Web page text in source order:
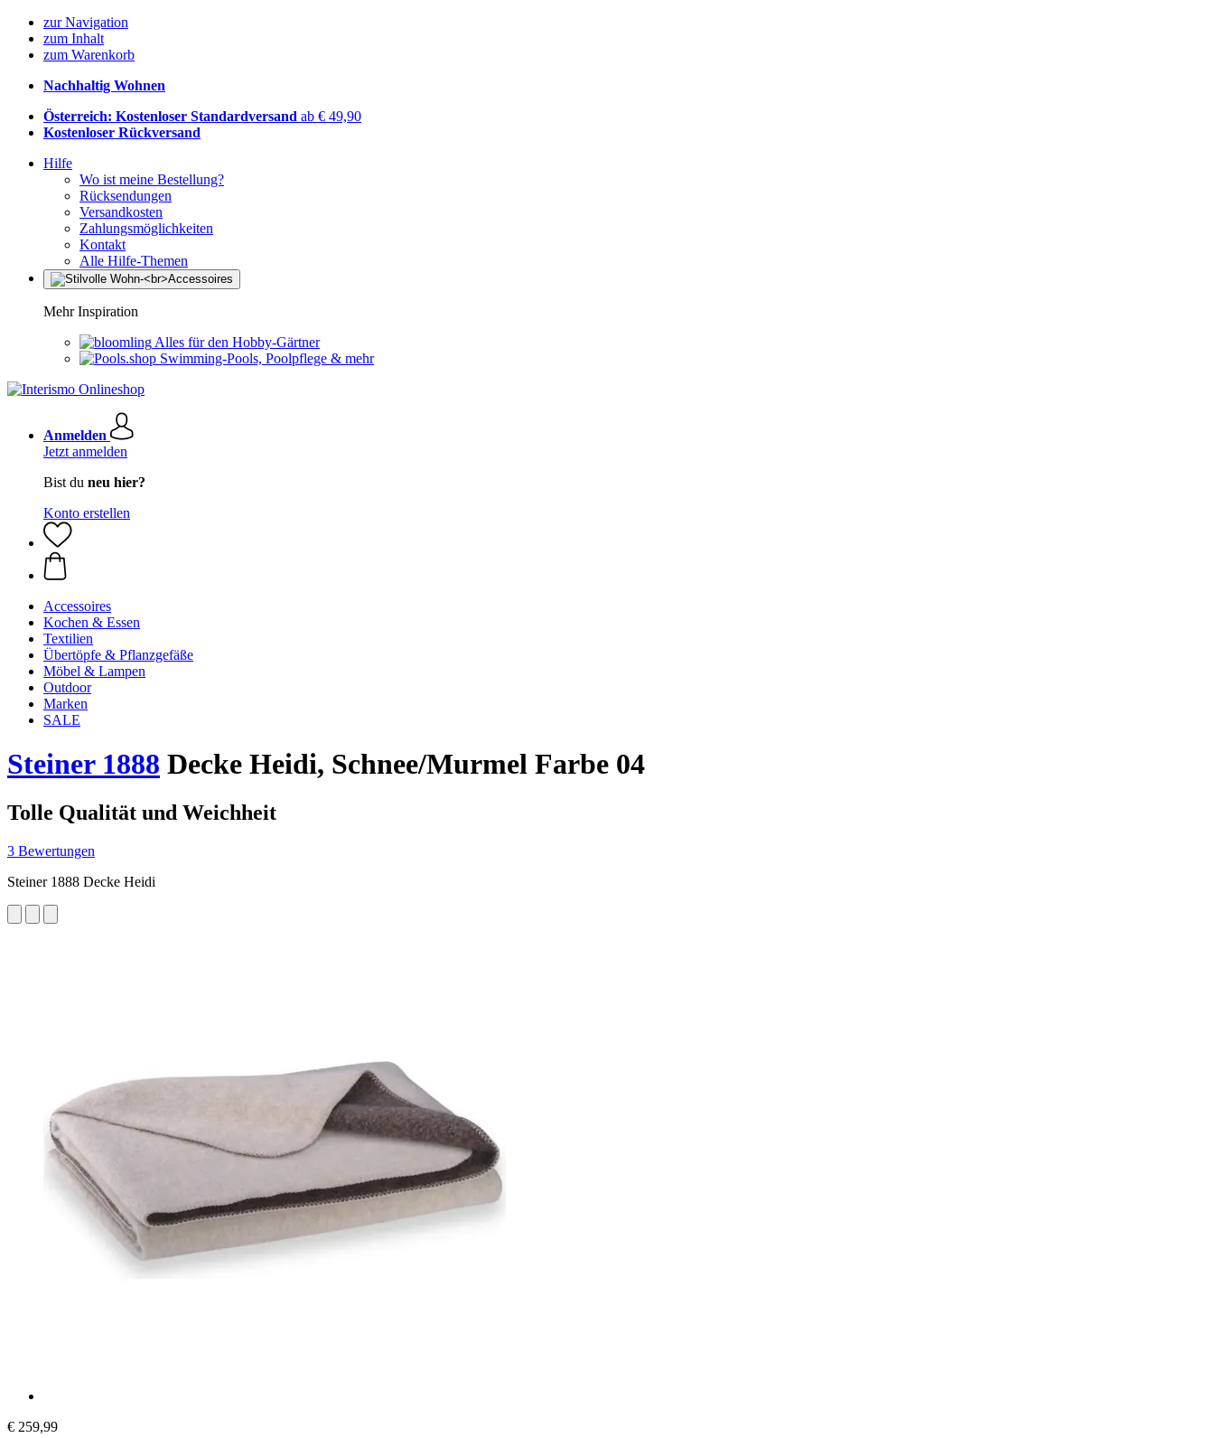
zur Navigation
zum Inhalt
zum Warenkorb
Nachhaltig Wohnen
Österreich: Kostenloser Standardversand ab € 49,90
Kostenloser Rückversand
Hilfe
Wo ist meine Bestellung?
Rücksendungen
Versandkosten
Zahlungsmöglichkeiten
Kontakt
Alle Hilfe-Themen
Mehr Inspiration
Alles für den Hobby-Gärtner
Swimming-Pools, Poolpflege & mehr
Anmelden
Jetzt anmelden
Bist du neu hier?
Konto erstellen
Accessoires
Kochen & Essen
Textilien
Übertöpfe & Pflanzgefäße
Möbel & Lampen
Outdoor
Marken
SALE
Steiner 1888 Decke Heidi, Schnee/Murmel Farbe 04
Tolle Qualität und Weichheit
3 Bewertungen
Steiner 1888 Decke Heidi
€ 259,99